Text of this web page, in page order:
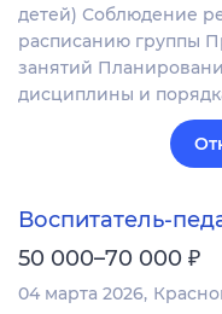
детей) Соблюдение
расписанию группы
занятий
дисциплины и
Воспитатель-
50 000–70 000 ₽
04 марта 2026